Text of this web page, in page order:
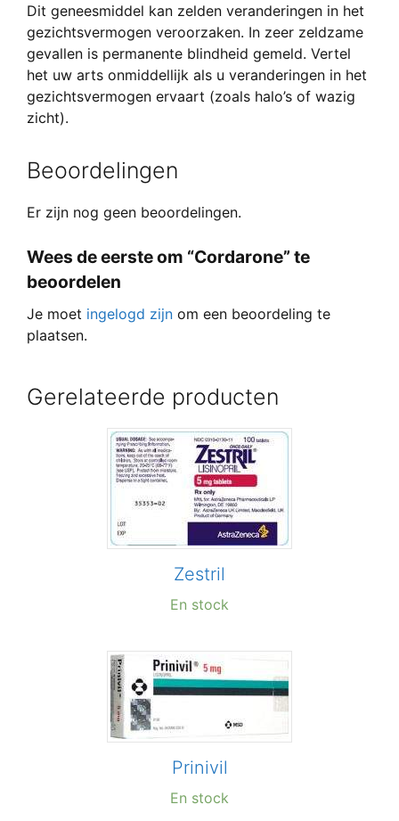
Dit geneesmiddel kan zelden veranderingen in het
gezichtsvermogen veroorzaken. In zeer zeldzame
gevallen is permanente blindheid gemeld. Vertel
het uw arts onmiddellijk als u veranderingen in het
gezichtsvermogen ervaart (zoals halo’s of wazig
zicht).
Beoordelingen
Er zijn nog geen beoordelingen.
Wees de eerste om “Cordarone” te
beoordelen
Je moet ingelogd zijn om een beoordeling te
plaatsen.
Gerelateerde producten
Zestril
En stock
Prinivil
En stock